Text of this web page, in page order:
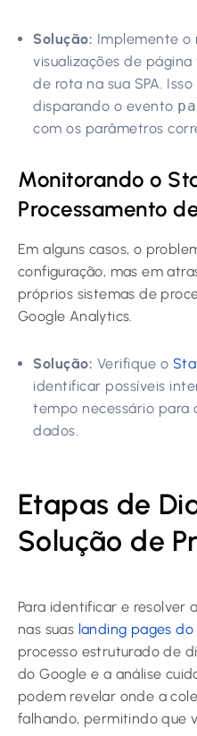
Solução: Implemente o
visualizações de
de rota na sua SPA.
disparando o evento
com os parâmetros
Monitorando o
Processamento
Em alguns casos, o
configuração, mas em
próprios sistemas de
Google Analytics.
Solução: Verifique o
identificar possíveis
tempo necessário para
dados.
Etapas de
Solução de
Para identificar e resolver
nas suas landing pages do
processo estruturado de
do Google e a análise
podem revelar onde a
falhando, permitindo que